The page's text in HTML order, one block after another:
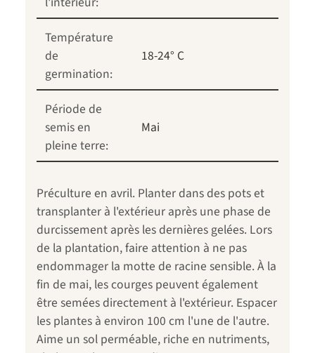
Température
de
germination:
18-24° C
Période de
semis en
pleine terre:
Mai
Préculture en avril. Planter dans des pots et
transplanter à l'extérieur après une phase de
durcissement après les dernières gelées. Lors
de la plantation, faire attention à ne pas
endommager la motte de racine sensible. À la
fin de mai, les courges peuvent également
être semées directement à l'extérieur. Espacer
les plantes à environ 100 cm l'une de l'autre.
Aime un sol perméable, riche en nutriments,